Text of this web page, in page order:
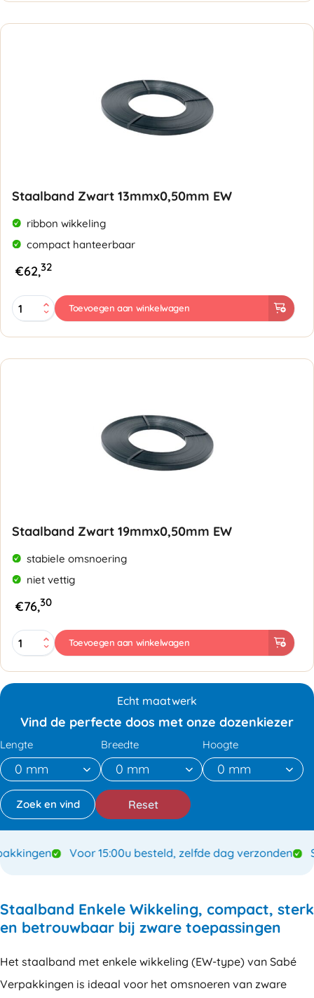
aantal
Staalband Zwart 13mmx0,50mm EW
ribbon wikkeling
compact hanteerbaar
€62,32
Staalband
Zwart
EW
aantal
Toevoegen aan winkelwagen
Staalband Zwart 19mmx0,50mm EW
stabiele omsnoering
niet vettig
€76,30
Staalband
Zwart
EW
Toevoegen aan winkelwagen
Echt maatwerk
Vind de perfecte doos met onze dozenkiezer
Lengte Breedte Hoogte
Reset
Voor 15:00u besteld, zelfde dag verzonden
Staalband Enkele Wikkeling, compact, sterk
en betrouwbaar bij zware toepassingen
Het staalband met enkele wikkeling (EW-type) van Sabé
Verpakkingen is ideaal voor het omsnoeren van zware